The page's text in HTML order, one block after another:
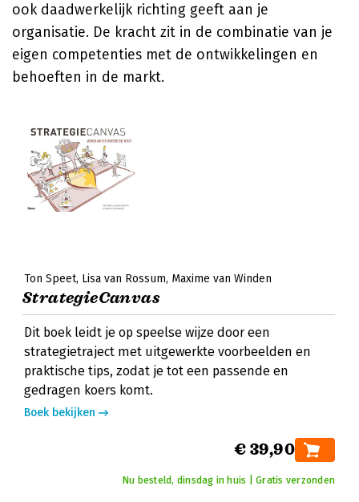
ook daadwerkelijk richting geeft aan je
organisatie. De kracht zit in de combinatie van je
eigen competenties met de ontwikkelingen en
behoeften in de markt.
Ton Speet Lisa van Rossum Maxime van Winden
StrategieCanvas
Dit boek leidt je op speelse wijze door een
strategietraject met uitgewerkte voorbeelden en
praktische tips, zodat je tot een passende en
gedragen koers komt.
Boek bekijken
€ 39,90
Nu besteld, dinsdag in huis | Gratis verzonden